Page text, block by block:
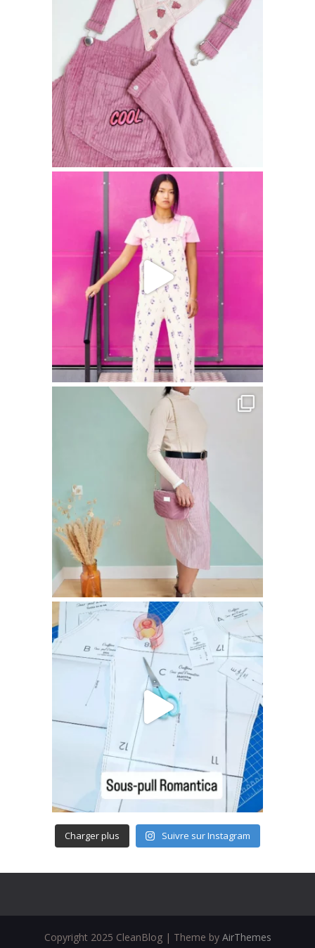
Charger plus Suivre sur Instagram
Copyright 2025 CleanBlog | Theme by AirThemes